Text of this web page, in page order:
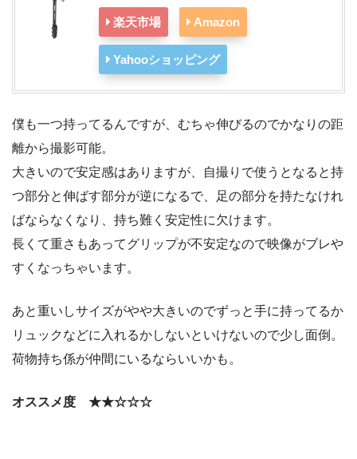
楽天市場 Amazon
Yahooショッピング
僕も一つ持ってるんですが、むちゃ伸びるのでかなりの距
離から撮影可能。
大きいので安定感はありますが、自撮りで使うとなると持
つ部分と伸ばす部分が逆になるで、足の部分を持たなけれ
ばならなくなり、持ち難く安定性に欠けます。
長くて重さもあってグリップが不安定なので映像がブレや
すくなっちゃいます。
あと重いしサイズがやや大きいのでずっと手に持ってるか
リュックなどに入れるかしないといけないので少し面倒。
荷物持ち係が仲間にいるならいいかも。
オススメ度 ★★☆☆☆